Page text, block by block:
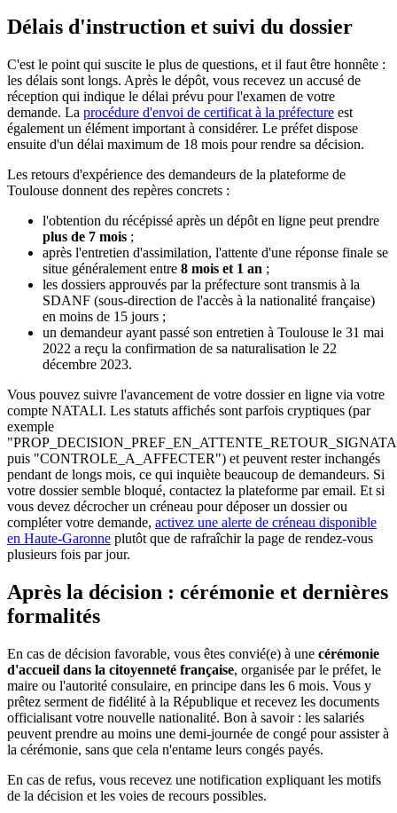
Délais d'instruction et suivi du dossier
C'est le point qui suscite le plus de questions, et il faut être honnête :
les délais sont longs. Après le dépôt, vous recevez un accusé de
réception qui indique le délai prévu pour l'examen de votre
demande. La procédure d'envoi de certificat à la préfecture est
également un élément important à considérer. Le préfet dispose
ensuite d'un délai maximum de 18 mois pour rendre sa décision.
Les retours d'expérience des demandeurs de la plateforme de
Toulouse donnent des repères concrets :
l'obtention du récépissé après un dépôt en ligne peut prendre
plus de 7 mois ;
après l'entretien d'assimilation, l'attente d'une réponse finale se
situe généralement entre 8 mois et 1 an ;
les dossiers approuvés par la préfecture sont transmis à la
SDANF (sous-direction de l'accès à la nationalité française)
en moins de 15 jours ;
un demandeur ayant passé son entretien à Toulouse le 31 mai
2022 a reçu la confirmation de sa naturalisation le 22
décembre 2023.
Vous pouvez suivre l'avancement de votre dossier en ligne via votre
compte NATALI. Les statuts affichés sont parfois cryptiques (par
exemple
puis "CONTROLE_A_AFFECTER") et peuvent rester inchangés
pendant de longs mois, ce qui inquiète beaucoup de demandeurs. Si
votre dossier semble bloqué, contactez la plateforme par email. Et si
vous devez décrocher un créneau pour déposer un dossier ou
compléter votre demande, activez une alerte de créneau disponible
en Haute-Garonne plutôt que de rafraîchir la page de rendez-vous
plusieurs fois par jour.
Après la décision : cérémonie et dernières
formalités
En cas de décision favorable, vous êtes convié(e) à une cérémonie
d'accueil dans la citoyenneté française, organisée par le préfet, le
maire ou l'autorité consulaire, en principe dans les 6 mois. Vous y
prêtez serment de fidélité à la République et recevez les documents
officialisant votre nouvelle nationalité. Bon à savoir : les salariés
peuvent prendre au moins une demi-journée de congé pour assister à
la cérémonie, sans que cela n'entame leurs congés payés.
En cas de refus, vous recevez une notification expliquant les motifs
de la décision et les voies de recours possibles.